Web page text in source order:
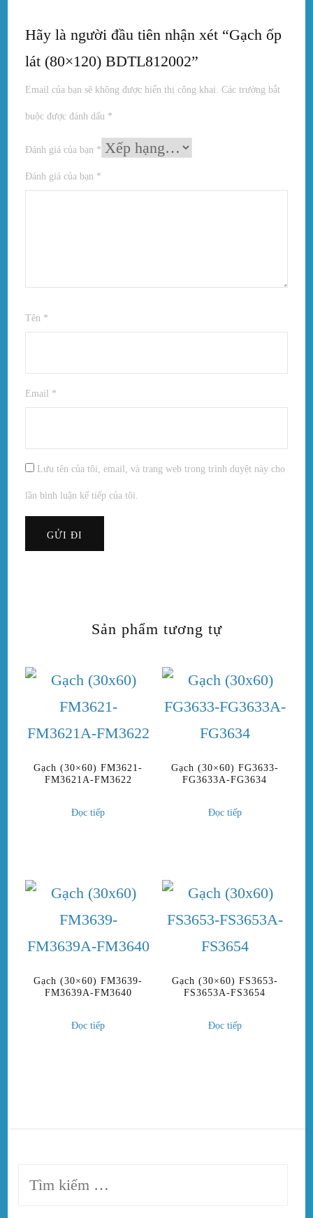
Hãy là người đầu tiên nhận xét “Gạch ốp
lát (80×120) BDTL812002”
Email của bạn sẽ không được hiển thị công khai. Các trường bắt
buộc được đánh dấu *
Đánh giá của bạn *
Đánh giá của bạn *
Tên *
Email *
Lưu tên của tôi, email, và trang web trong trình duyệt này cho
lần bình luận kế tiếp của tôi.
Sản phẩm tương tự
Gạch (30×60) FM3621-
FM3621A-FM3622
Đọc tiếp
Gạch (30×60) FG3633-
FG3633A-FG3634
Đọc tiếp
Gạch (30×60) FM3639-
FM3639A-FM3640
Đọc tiếp
Gạch (30×60) FS3653-
FS3653A-FS3654
Đọc tiếp
Tìm